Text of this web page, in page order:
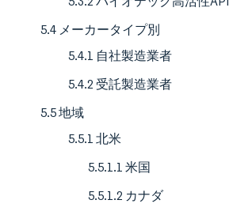
5.4 メーカータイプ別
5.4.1 自社製造業者
5.4.2 受託製造業者
5.5 地域
5.5.1 北米
5.5.1.1 米国
5.5.1.2 カナダ